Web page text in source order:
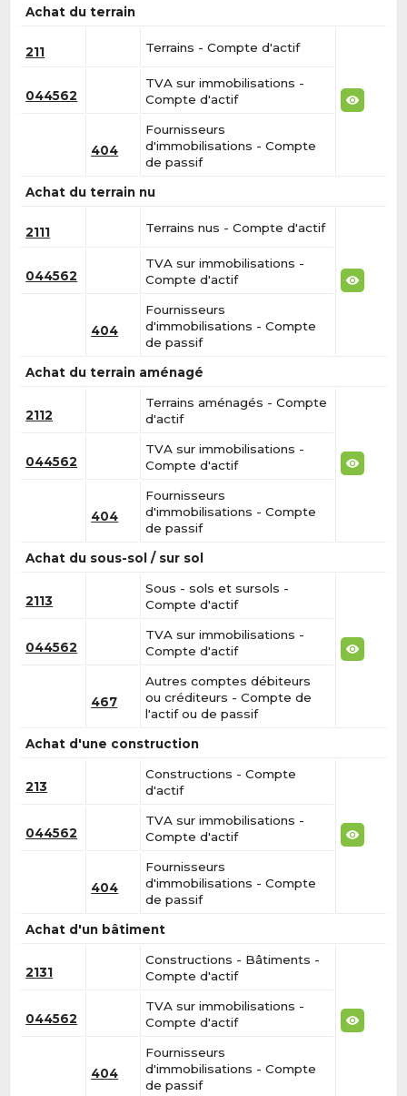
Achat du terrain
211 Terrains - Compte d'actif
044562
TVA sur immobilisations -
Compte d'actif
404
Fournisseurs
d'immobilisations - Compte
de passif
Achat du terrain nu
2111 Terrains nus - Compte d'actif
044562
TVA sur immobilisations -
Compte d'actif
404
Fournisseurs
d'immobilisations - Compte
de passif
Achat du terrain aménagé
2112
Terrains aménagés - Compte
d'actif
044562
TVA sur immobilisations -
Compte d'actif
404
Fournisseurs
d'immobilisations - Compte
de passif
Achat du sous-sol / sur sol
2113
Sous - sols et sursols -
Compte d'actif
044562
TVA sur immobilisations -
Compte d'actif
467
Autres comptes débiteurs
ou créditeurs - Compte de
l'actif ou de passif
Achat d'une construction
213
Constructions - Compte
d'actif
044562
TVA sur immobilisations -
Compte d'actif
404
Fournisseurs
d'immobilisations - Compte
de passif
Achat d'un bâtiment
2131
Constructions - Bâtiments -
Compte d'actif
044562
TVA sur immobilisations -
Compte d'actif
404
Fournisseurs
d'immobilisations - Compte
de passif